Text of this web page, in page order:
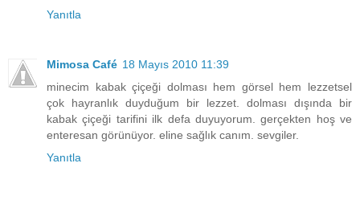
Yanıtla
Mimosa Café 18 Mayıs 2010 11:39
minecim kabak çiçeği dolması hem görsel hem lezzetsel
çok hayranlık duyduğum bir lezzet. dolması dışında bir
kabak çiçeği tarifini ilk defa duyuyorum. gerçekten hoş ve
enteresan görünüyor. eline sağlık canım. sevgiler.
Yanıtla